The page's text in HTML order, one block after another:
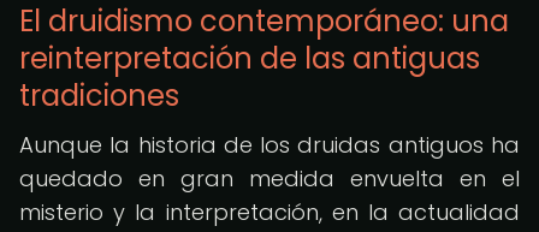
El druidismo contemporáneo: una
reinterpretación de las antiguas
tradiciones
Aunque la historia de los druidas antiguos ha
quedado en gran medida envuelta en el
misterio y la interpretación, en la actualidad